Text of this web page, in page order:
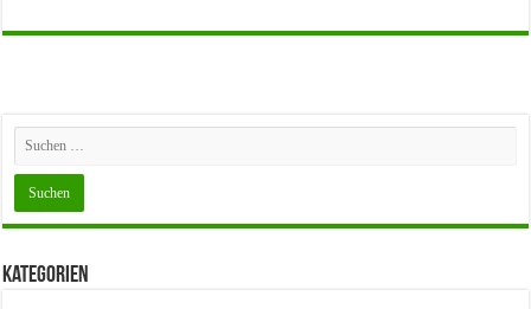
Kategorien